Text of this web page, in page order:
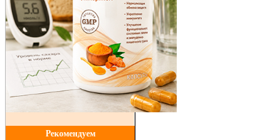
Рекомендуем